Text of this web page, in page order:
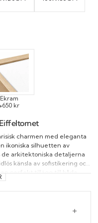
OUT
OUT
Ekram
+650 kr
charmen med eleganta
ikoniska silhuetten av
arkitektoniska detaljerna
känsla av sofistikering och
perfekt tillägg till både
en touch av parisisk elegans